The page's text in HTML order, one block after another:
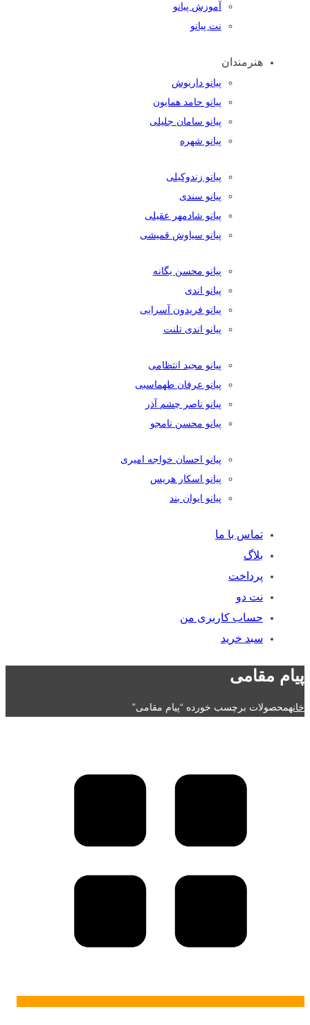
آموزش پیانو
نت پیانو
هنرمندان
پیانو داریوش
پیانو حامد همایون
پیانو سامان جلیلی
پیانو شهره
پیانو زندوکیلی
پیانو سندی
پیانو شادمهر عقیلی
پیانو سیاوش قمیشی
پیانو محسن یگانه
پیانو اندی
پیانو فریدون آسرایی
پیانو اندی تلنت
پیانو مجید انتظامی
پیانو عرفان طهماسبی
پیانو ناصر چشم آذر
پیانو محسن نامجو
پیانو احسان خواجه امیری
پیانو اسکار هریس
پیانو ایوان بند
تماس با ما
بلاگ
پرداخت
نت دو
حساب کاربری من
سبد خرید
پیام مقامی
خانهمحصولات برچسب خورده “پیام مقامی”